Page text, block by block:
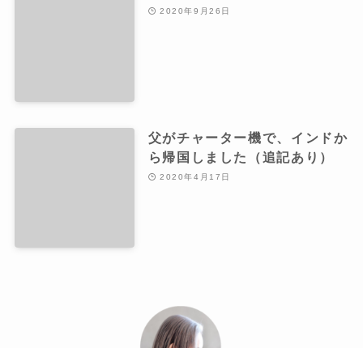
2020年9月26日
父がチャーター機で、インドか
ら帰国しました（追記あり）
2020年4月17日